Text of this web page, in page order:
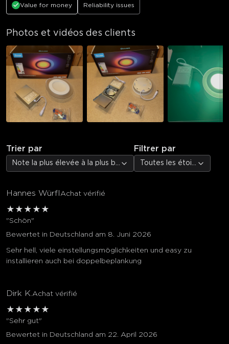
Value for money Reliability issues
Photos et vidéos des clients
Trier par
Note la plus élevée à la plus basse
Filtrer par
Toutes les étoiles
Hannes Würfl Achat vérifié
★ ★ ★ ★ ★
"Schön"
Bewertet in Deutschland am 8. Juni 2026
Sehr hell, viele einstellungsmöglichkeiten und easy zu
installieren auch bei doppelbeplankung
Dirk K.Achat vérifié
★ ★ ★ ★ ★
"Sehr gut"
Bewertet in Deutschland am 22. April 2026